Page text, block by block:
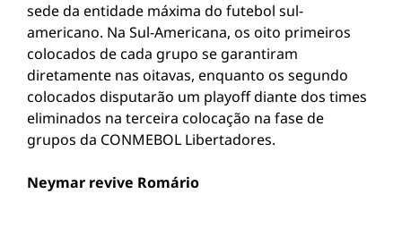
sede da entidade máxima do futebol sul-
americano. Na Sul-Americana, os oito primeiros
colocados de cada grupo se garantiram
diretamente nas oitavas, enquanto os segundo
colocados disputarão um playoff diante dos times
eliminados na terceira colocação na fase de
grupos da CONMEBOL Libertadores.
Neymar revive Romário